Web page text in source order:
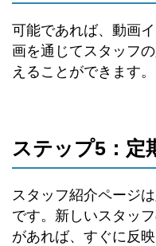
可能であれば、動画
画を通じてスタッフ
えることができます。
ステップ5：定
スタッフ紹介ページ
です。新しいスタッ
があれば、すぐに反映